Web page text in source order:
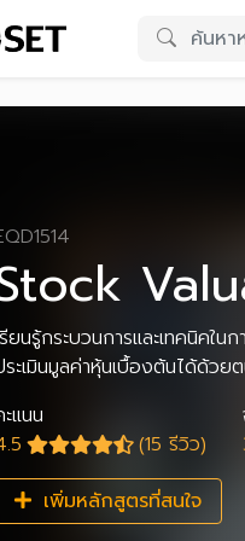
ยนรู้กระบวนการและเทคนิคใ
ะเมินมูลค่าหุ้นเบื้องต้นได้ด้วย
แนน
(15 รีวิว)
เพิ่มหลักสูตรที่สนใจ